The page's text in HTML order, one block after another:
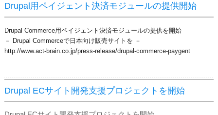
Drupal用ペイジェント決済モジュールの提供開始
Drupal Commerce用ペイジェント決済モジュールの提供を開始
－ Drupal Commerceで日本向け販売サイトを －
http://www.act-brain.co.jp/press-release/drupal-commerce-paygent
Drupal ECサイト開発支援プロジェクトを開始